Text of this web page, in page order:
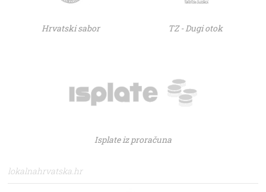
Hrvatski sabor TZ - Dugi otok
Isplate iz proračuna
lokalnahrvatska.hr